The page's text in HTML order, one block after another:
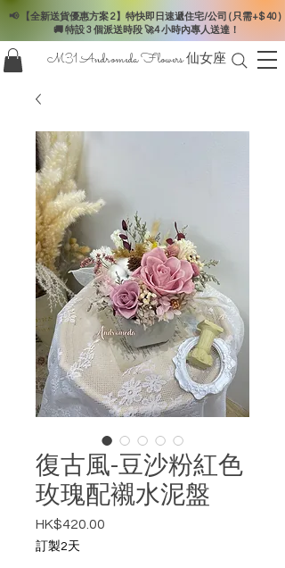
📢 【全新送貨優惠方案 2】特快即日速遞住宅/公司 ( 只需+$ 40 )
🚚 特設 3 個派送時段 🚀4 小時內專人送達！
M31 Andromeda Flowers 仙女座
復古風-豆沙粉紅色
玫瑰配襯水泥盤
HK$420.00
訂製2天